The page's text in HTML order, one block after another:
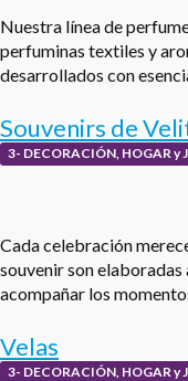
Nuestra línea de
perfuminas textiles y
desarrollados con
Souvenirs de
3- DECORACIÓN, HOGAR y
Cada celebración
souvenir son
acompañar los
Velas
3- DECORACIÓN, HOGAR y